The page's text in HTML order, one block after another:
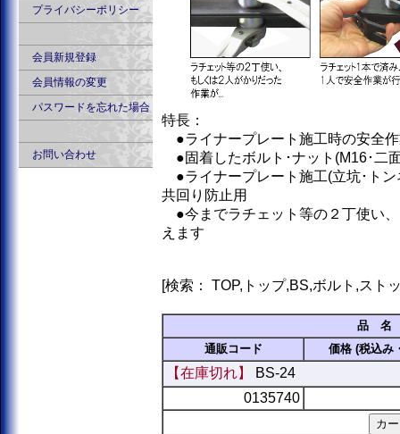
プライバシーポリシー
会員新規登録
会員情報の変更
パスワードを忘れた場合
お問い合わせ
特長：
●ライナープレート施工時の安全
●固着したボルト･ナット(M16･二
●ライナープレート施工(立坑･トン
共回り防止用
●今までラチェット等の２丁使い
えます
[検索： TOP,トップ,BS,ボルト,スト
品 名
通販コード
価格 (税込み
【在庫切れ】
BS-24
0135740